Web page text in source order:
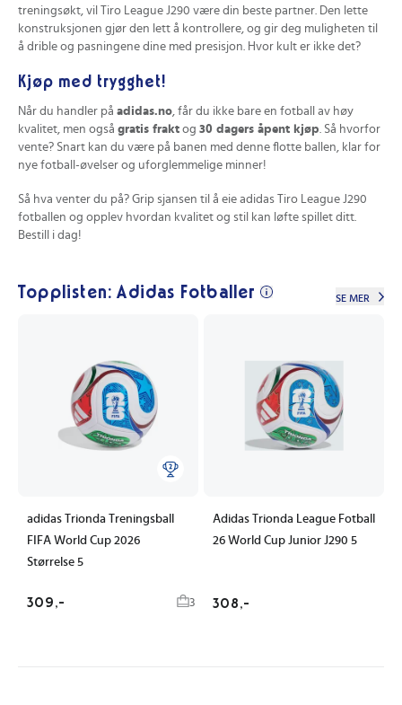
treningsøkt, vil Tiro League J290 være din beste partner. Den lette
konstruksjonen gjør den lett å kontrollere, og gir deg muligheten til
å drible og pasningene dine med presisjon. Hvor kult er ikke det?
Kjøp med trygghet!
Når du handler på adidas.no, får du ikke bare en fotball av høy
kvalitet, men også gratis frakt og 30 dagers åpent kjøp. Så hvorfor
vente? Snart kan du være på banen med denne flotte ballen, klar for
nye fotball-øvelser og uforglemmelige minner!
Så hva venter du på? Grip sjansen til å eie adidas Tiro League J290
fotballen og opplev hvordan kvalitet og stil kan løfte spillet ditt.
Bestill i dag!
Topplisten: Adidas Fotballer SE MER
adidas Trionda Treningsball
FIFA World Cup 2026
Størrelse 5
309,- 3
Adidas Trionda League Fotball
26 World Cup Junior J290 5
308,-